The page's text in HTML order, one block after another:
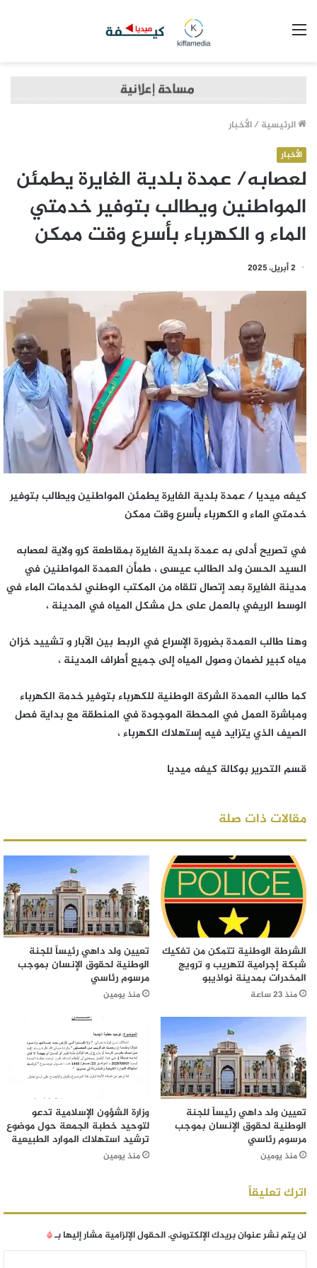
الرئيسية /الأخبار
الأخبار
لعصابه/ عمدة بلدية الغايرة يطمئن
المواطنين ويطالب بتوفير خدمتي
الماء و الكهرباء بأسرع وقت ممكن
2 أبريل، 2025
كيفه ميديا / عمدة بلدية الغايرة يطمئن المواطنين ويطالب بتوفير
خدمتي الماء و الكهرباء بأسرع وقت ممكن
في تصريح أدلى به عمدة بلدية الغايرة بمقاطعة كرو ولاية لعصابه
السيد الحسن ولد الطالب عيسى ، طمأن العمدة المواطنين في
مدينة الغايرة بعد إتصال تلقاه من المكتب الوطني لخدمات الماء في
الوسط الريفي بالعمل على حل مشكل المياه في المدينة ،
وهنا طالب العمدة بضرورة الإسراع في الربط بين الآبار و تشييد خزان
مياه كبير لضمان وصول المياه إلى جميع أطراف المدينة ،
كما طالب العمدة الشركة الوطنية للكهرباء بتوفير خدمة الكهرباء
ومباشرة العمل في المحطة الموجودة في المنطقة مع بداية فصل
الصيف الذي يتزايد فيه إستهلاك الكهرباء ،
قسم التحرير بوكالة كيفه ميديا
مقالات ذات صلة
الشرطة الوطنية تتمكن من تفكيك
شبكة إجرامية لتهريب و ترويج
المخدرات بمدينة نواذيبو
منذ 23 ساعة
تعيين ولد داهي رئيساً للجنة
الوطنية لحقوق الإنسان بموجب
مرسوم رئاسي
منذ يومين
تعيين ولد داهي رئيساً للجنة
الوطنية لحقوق الإنسان بموجب
مرسوم رئاسي
منذ يومين
وزارة الشؤون الإسلامية تدعو
لتوحيد خطبة الجمعة حول موضوع
ترشيد استهلاك الموارد الطبيعية
منذ يومين
اترك تعليقاً
لن يتم نشر عنوان بريدك الإلكتروني.الحقول الإلزامية مشار إليها بـ*